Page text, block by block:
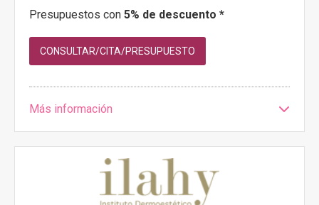
Presupuestos con 5% de descuento *
CONSULTAR/CITA/PRESUPUESTO
Más información